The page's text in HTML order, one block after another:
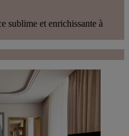
sublime et enrichissante à